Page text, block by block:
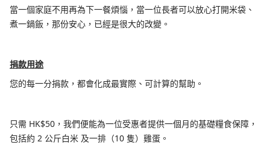
當一個家庭不用再為下一餐煩惱，當一位長者可以放心打開米袋、
煮一鍋飯，那份安心，已經是很大的改變。
捐款用途
您的每一分捐款，都會化成最實際、可計算的幫助。
只需 HK$50，我們便能為一位受惠者提供一個月的基礎糧食保障，
包括約 2 公斤白米 及一排（10 隻）雞蛋。